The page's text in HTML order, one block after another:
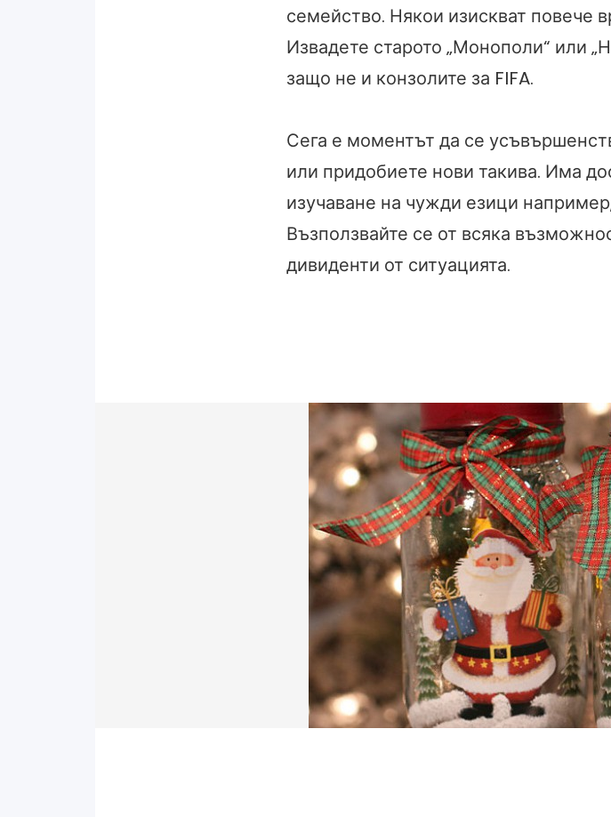
семейство. Някои изискват повече
Извадете старото „Монополи“ или
защо не и конзолите за FIFA.
Сега е моментът да се
или придобиете нови такива. Има
изучаване на чужди езици
Възползвайте се от всяка
дивиденти от ситуацията.